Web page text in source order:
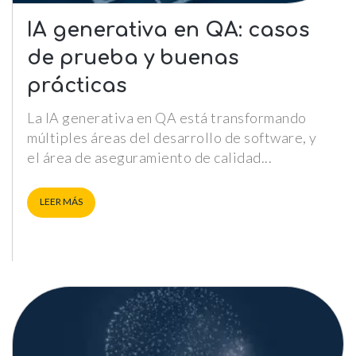
IA generativa en QA: casos
de prueba y buenas
prácticas
La IA generativa en QA está transformando
múltiples áreas del desarrollo de software, y
el área de aseguramiento de calidad
LEER MÁS
Necesarias
Estas cookies no son
necesarias para que
correctamente.
posible que determinadas
página web no funcionen